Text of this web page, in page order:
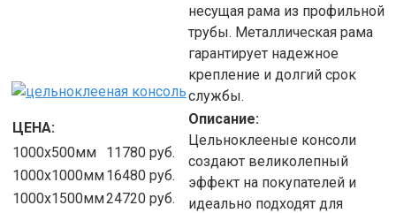
ЦЕНА:
1000х500мм
11780 руб.
1000х1000мм16480 руб.
1000х1500мм24720 руб.
несущая рама из профильной
трубы. Металлическая рама
гарантирует надежное
крепление и долгий срок
службы.
Описание:
Цельноклееные консоли
создают великолепный
эффект на покупателей и
идеально подходят для